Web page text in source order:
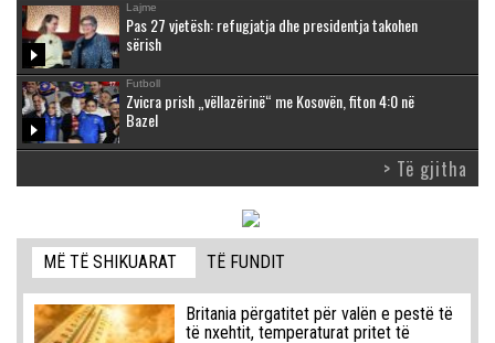
Lajme
Pas 27 vjetësh: refugjatja dhe presidentja takohen
sërish
Futboll
Zvicra prish „vëllazërinë“ me Kosovën, fiton 4:0 në
Bazel
> Të gjitha
MË TË SHIKUARAT TË FUNDIT
Britania përgatitet për valën e pestë të
të nxehtit, temperaturat pritet të